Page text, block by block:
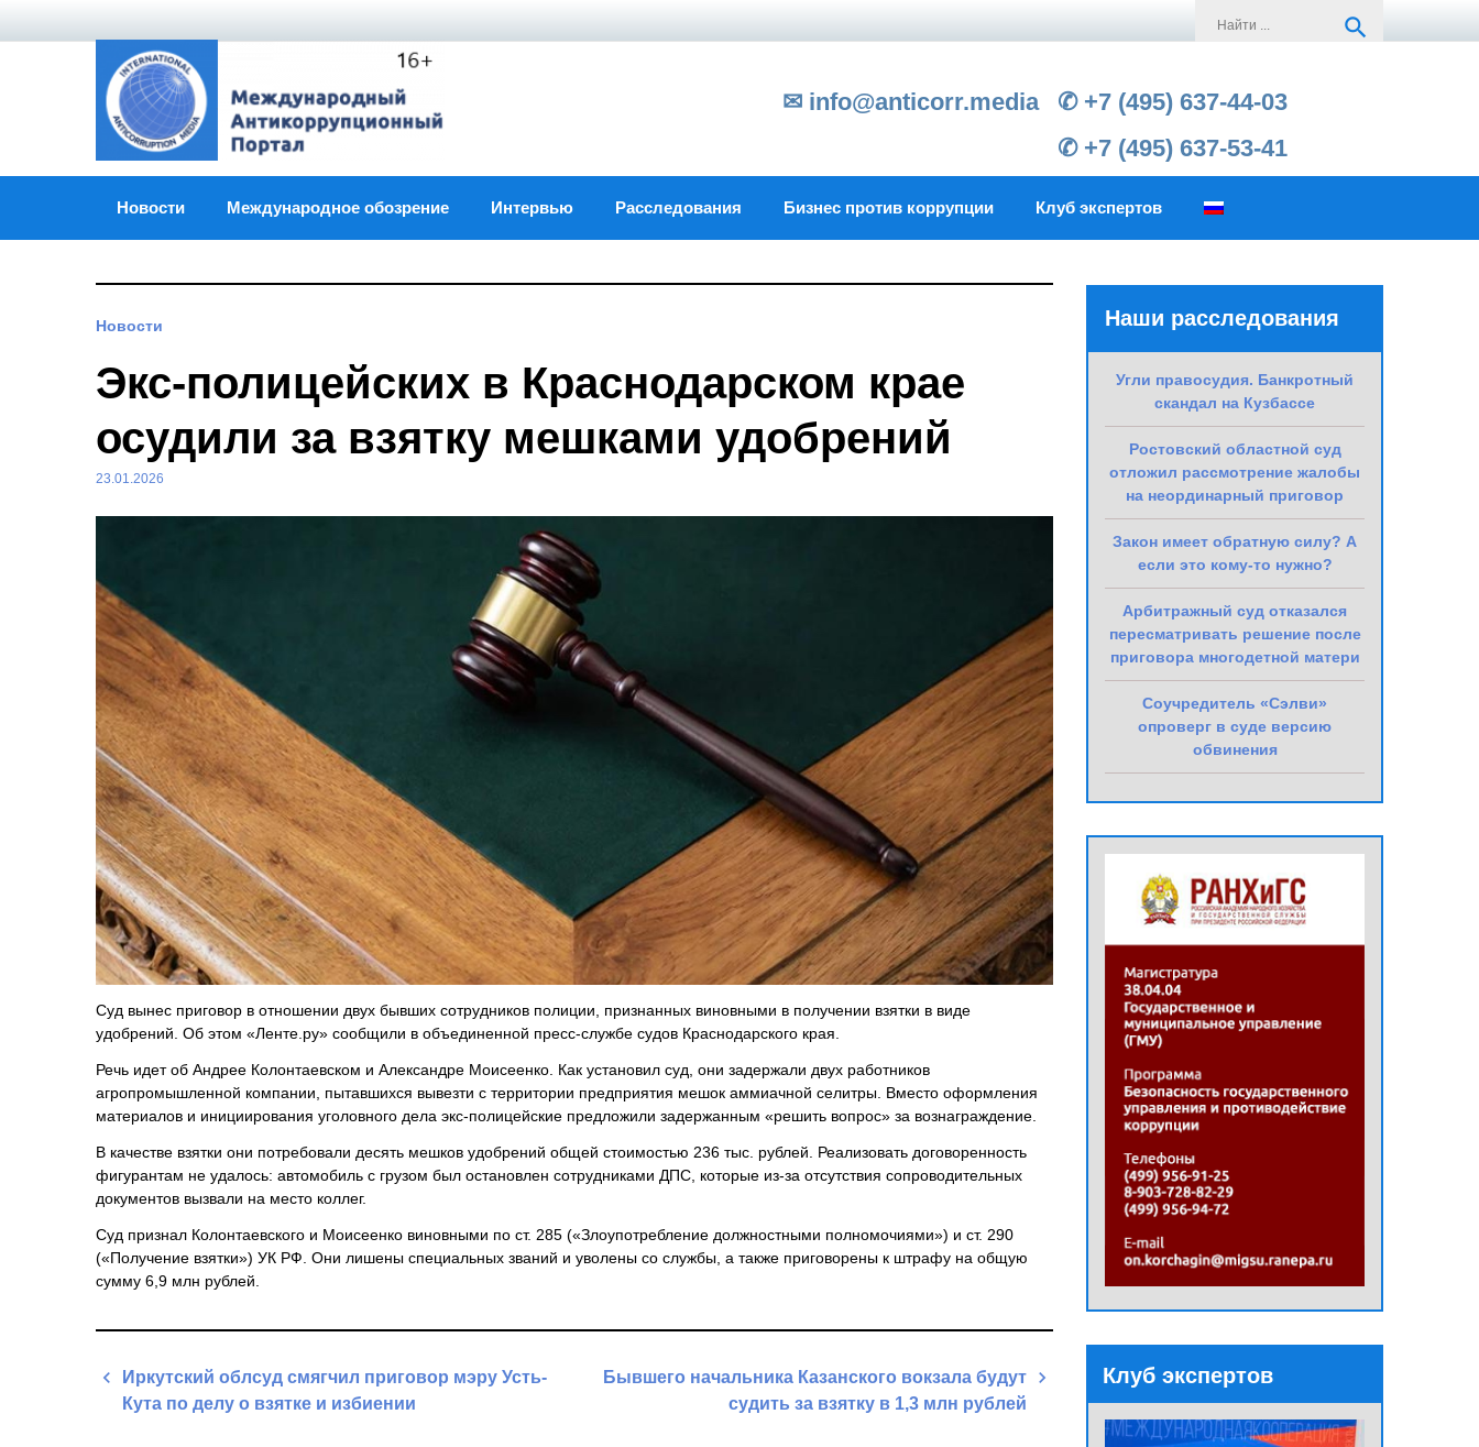
search
✉ info@anticorr.media
✆ +7 (495) 637-44-03
✆ +7 (495) 637-53-41
Новости Международное обозрение Интервью Расследования Бизнес против коррупции Клуб экспертов
Новости
Экс-полицейских в Краснодарском крае
осудили за взятку мешками удобрений
23.01.2026
Суд вынес приговор в отношении двух бывших сотрудников полиции, признанных виновными в получении взятки в виде
удобрений. Об этом «Ленте.ру» сообщили в объединенной пресс-службе судов Краснодарского края.
Речь идет об Андрее Колонтаевском и Александре Моисеенко. Как установил суд, они задержали двух работников
агропромышленной компании, пытавшихся вывезти с территории предприятия мешок аммиачной селитры. Вместо оформления
материалов и инициирования уголовного дела экс-полицейские предложили задержанным «решить вопрос» за вознаграждение.
В качестве взятки они потребовали десять мешков удобрений общей стоимостью 236 тыс. рублей. Реализовать договоренность
фигурантам не удалось: автомобиль с грузом был остановлен сотрудниками ДПС, которые из-за отсутствия сопроводительных
документов вызвали на место коллег.
Суд признал Колонтаевского и Моисеенко виновными по ст. 285 («Злоупотребление должностными полномочиями») и ст. 290
(«Получение взятки») УК РФ. Они лишены специальных званий и уволены со службы, а также приговорены к штрафу на общую
сумму 6,9 млн рублей.
Навигация
по
Иркутский облсуд смягчил приговор мэру Усть-
Кута по делу о взятке и избиении
Бывшего начальника Казанского вокзала будут
судить за взятку в 1,3 млн рублей
Наши расследования
Угли правосудия. Банкротный
скандал на Кузбассе
Ростовский областной суд
отложил рассмотрение жалобы
на неординарный приговор
Закон имеет обратную силу? А
если это кому-то нужно?
Арбитражный суд отказался
пересматривать решение после
приговора многодетной матери
Соучредитель «Сэлви»
опроверг в суде версию
обвинения
Клуб экспертов